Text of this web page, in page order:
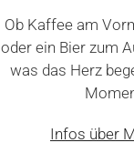
Ob Kaffee am
oder ein Bier zum
was das Herz
Infos über